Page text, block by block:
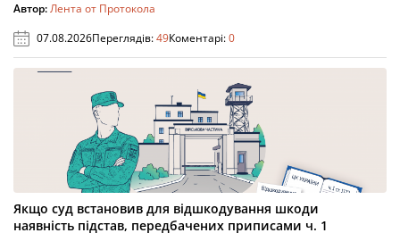
Автор:Лента от Протокола
07.08.2026Переглядів:49Коментарі:0
Якщо суд встановив для відшкодування шкоди
наявність підстав, передбачених приписами ч. 1